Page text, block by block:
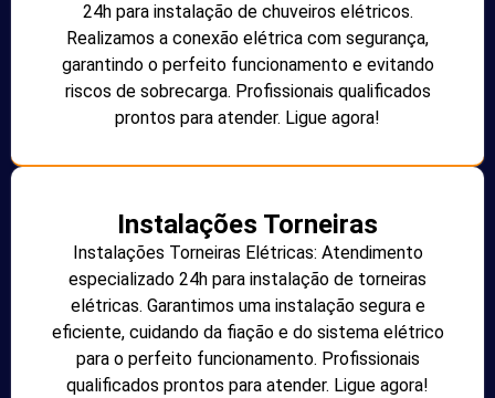
24h para instalação de chuveiros elétricos.
Realizamos a conexão elétrica com segurança,
garantindo o perfeito funcionamento e evitando
riscos de sobrecarga. Profissionais qualificados
prontos para atender. Ligue agora!
Instalações Torneiras
Instalações Torneiras Elétricas: Atendimento
especializado 24h para instalação de torneiras
elétricas. Garantimos uma instalação segura e
eficiente, cuidando da fiação e do sistema elétrico
para o perfeito funcionamento. Profissionais
qualificados prontos para atender. Ligue agora!